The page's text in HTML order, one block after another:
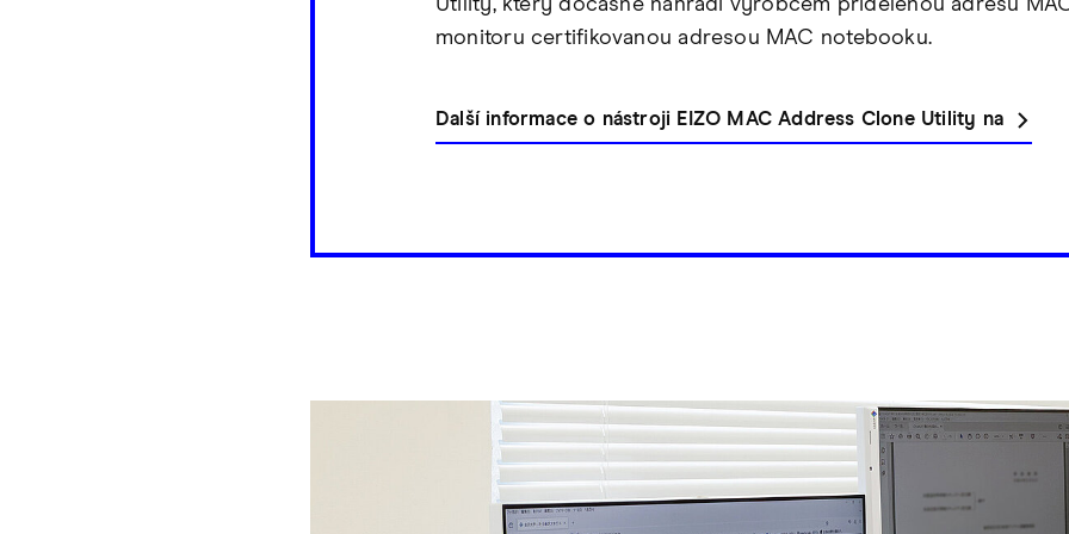
Utility, který dočasně nahradí výrobcem přidělenou adresu
monitoru certifikovanou adresou MAC notebooku.
Další informace o nástroji EIZO MAC Address Clone Utility na